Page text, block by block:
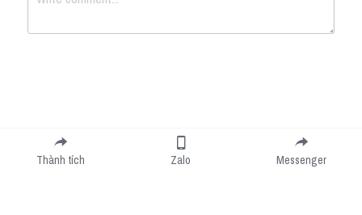
Submit
Thành tích Zalo Messenger